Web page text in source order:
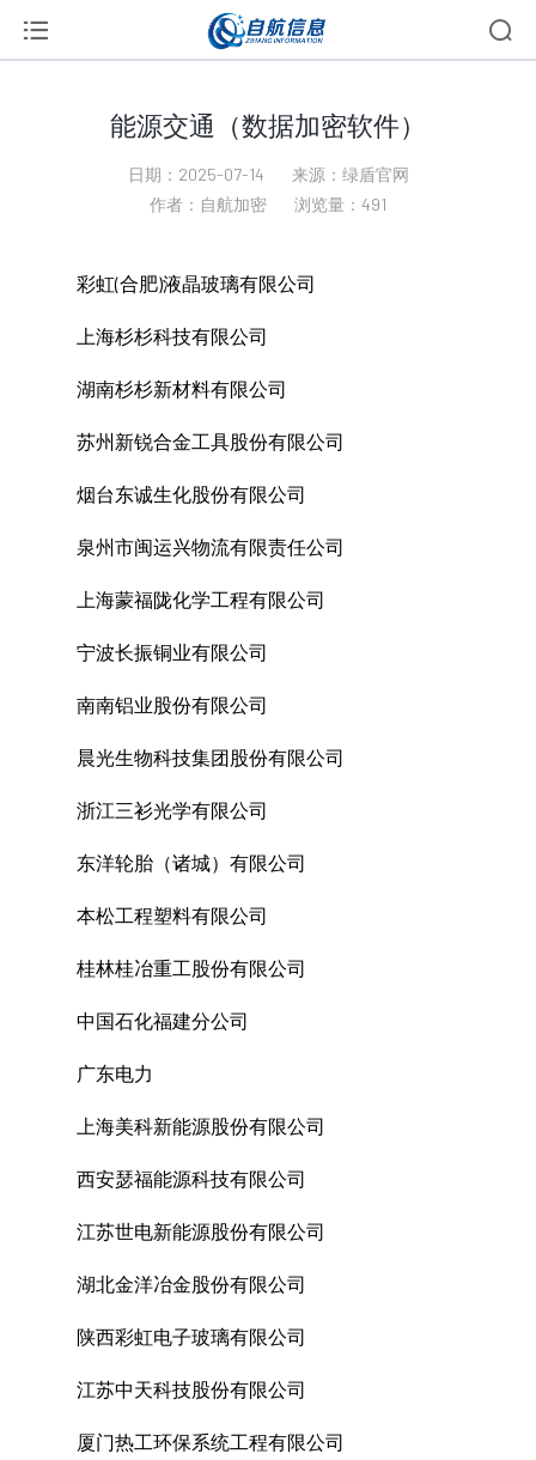
能源交通（数据加密软件）
日期：2025-07-14
来源：绿盾官网
作者：自航加密
浏览量：491
彩虹(合肥)液晶玻璃有限公司
上海杉杉科技有限公司
湖南杉杉新材料有限公司
苏州新锐合金工具股份有限公司
烟台东诚生化股份有限公司
泉州市闽运兴物流有限责任公司
上海蒙福陇化学工程有限公司
宁波长振铜业有限公司
南南铝业股份有限公司
晨光生物科技集团股份有限公司
浙江三衫光学有限公司
东洋轮胎（诸城）有限公司
本松工程塑料有限公司
桂林桂冶重工股份有限公司
中国石化福建分公司
广东电力
上海美科新能源股份有限公司
西安瑟福能源科技有限公司
江苏世电新能源股份有限公司
湖北金洋冶金股份有限公司
陕西彩虹电子玻璃有限公司
江苏中天科技股份有限公司
厦门热工环保系统工程有限公司